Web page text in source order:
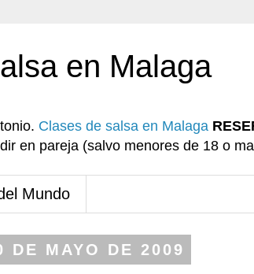
en Malaga
Clases de salsa en Malaga
en pareja (salvo menores de 18 o
Mundo
DE MAYO DE 2009